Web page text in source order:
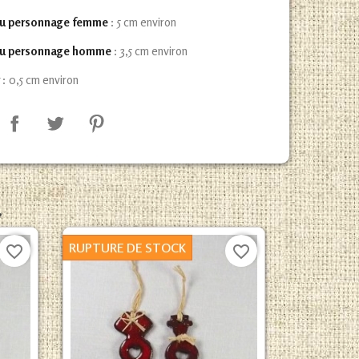
personnage femme : 5 cm environ
personnage homme : 3,5 cm environ
: 0,5 cm environ
favorite_border RUPTURE DE STOCK favorite_border